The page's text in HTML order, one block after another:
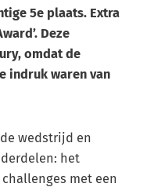
5e plaats. Extra
Deze
omdat de
indruk waren van
wedstrijd en
het
met een